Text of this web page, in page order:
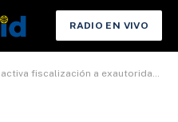
RADIO EN VIVO
a exautoridades y anuncia auditoría a empresas estatales